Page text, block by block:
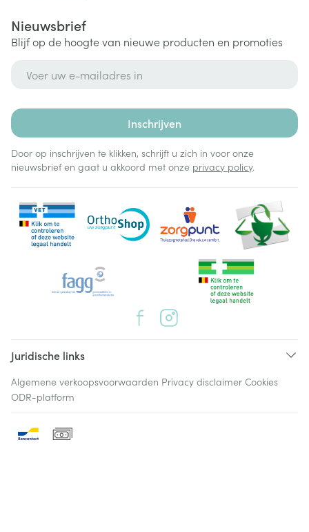
Nieuwsbrief
Blijf op de hoogte van nieuwe producten en promoties
Inschrijven
Door op inschrijven te klikken, schrijft u zich in voor onze
nieuwsbrief en gaat u akkoord met onze privacy policy.
Juridische links
Algemene verkoopsvoorwaarden Privacy disclaimer Cookies
ODR-platform